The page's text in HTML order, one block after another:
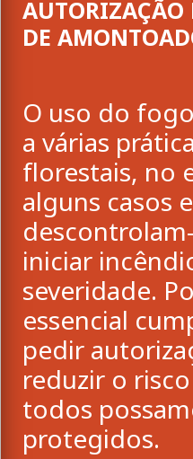
DE
O uso do
a várias
florestais, no
alguns casos
iniciar
severidade.
essencial
pedir
reduzir o
todos
protegidos.